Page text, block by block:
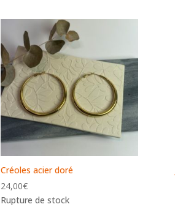
Créoles acier doré
24,00€
Rupture de stock